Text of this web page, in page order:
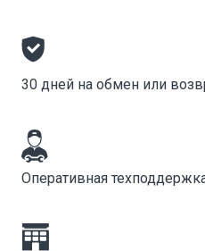
30 дней на обмен или
Оперативная